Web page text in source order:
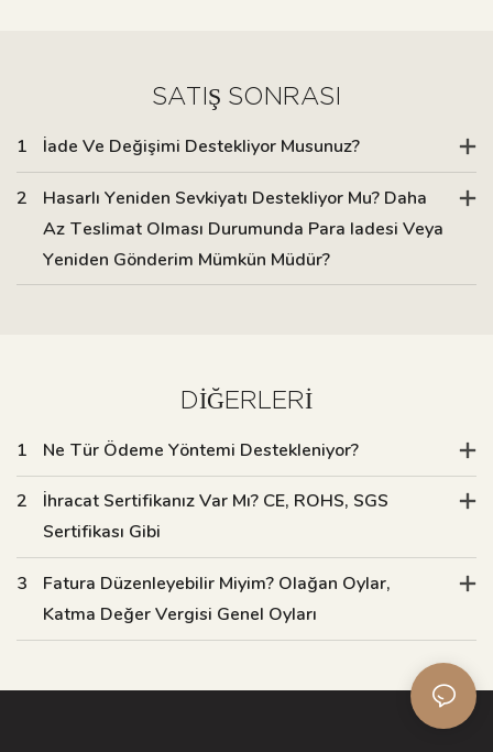
SATIŞ SONRASI
1 İade Ve Değişimi Destekliyor Musunuz?
2
Hasarlı Yeniden Sevkiyatı Destekliyor Mu? Daha
Az Teslimat Olması Durumunda Para Iadesi Veya
Yeniden Gönderim Mümkün Müdür?
DIĞERLERI
1 Ne Tür Ödeme Yöntemi Destekleniyor?
2
İhracat Sertifikanız Var Mı? CE, ROHS, SGS
Sertifikası Gibi
3
Fatura Düzenleyebilir Miyim? Olağan Oylar,
Katma Değer Vergisi Genel Oyları